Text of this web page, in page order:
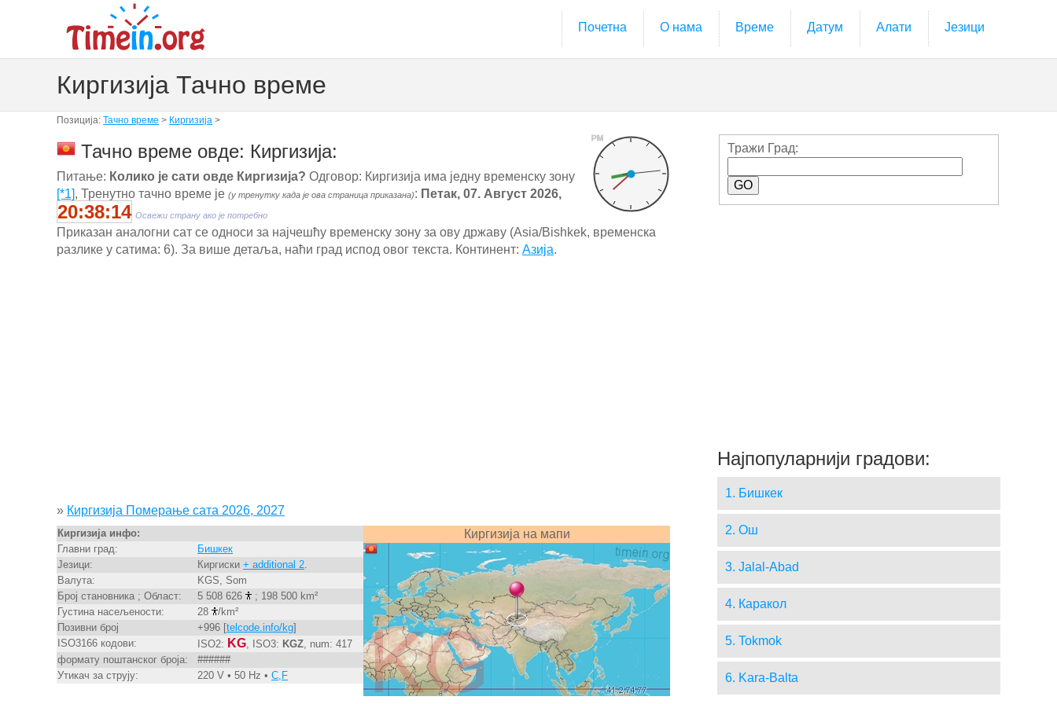
Почетна О нама Време Датум Алати Језици
Киргизија Тачно време
Позиција: Тачно време > Киргизија >
PM
Тачно време овде: Киргизија:
Питање: Колико је сати овде Киргизија? Одговор: Киргизија има једну временску зону
[*1], Тренутно тачно време је (у тренутку када је ова страница приказана): Петак, 07. Август 2026,
20:38:14 Освежи страну ако је потребно
Приказан аналогни сат се односи за најчешћу временску зону за ову државу (Asia/Bishkek, временска
разлике у сатима: 6). За више детаља, наћи град испод овог текста. Континент: Азија.
» Киргизија Померање сата 2026, 2027
Киргизија инфо:
Главни град:
Бишкек
Језици:
Киргиски + additional 2.
Валута:
KGS, Som
Број становника ; Област:
5 508 626
; 198 500 km²
Густина насељености:
28
/km²
Позивни број
+996 [telcode.info/kg]
ISO3166 кодови:
ISO2: KG, ISO3: KGZ, num: 417
формату поштанског броја:
######
Утикач за струју:
220 V • 50 Hz • C,F
Киргизија на мапи
Тражи Град:
Најпопуларнији градови:
1. Бишкек
2. Ош
3. Jalal-Abad
4. Каракол
5. Tokmok
6. Kara-Balta